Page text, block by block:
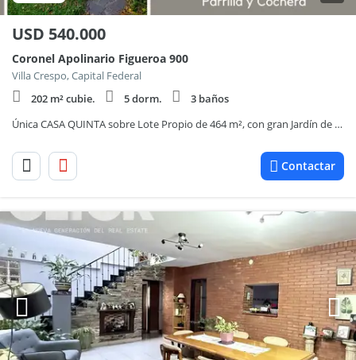
USD 540.000
Coronel Apolinario Figueroa 900
Villa Crespo, Capital Federal
202 m² cubie.
5 dorm.
3 baños
Única CASA QUINTA sobre Lote Propio de 464 m², con gran Jardín de 22 m x 9 m (190 m²), parrilla y cochera, en el corazón de Caballito
Contactar